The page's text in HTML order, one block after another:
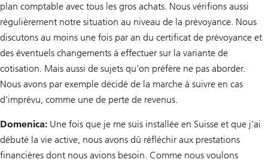
plan comptable avec tous les gros achats. Nous vérifions aussi
régulièrement notre situation au niveau de la prévoyance. Nous
discutons au moins une fois par an du certificat de prévoyance et
des éventuels changements à effectuer sur la variante de
cotisation. Mais aussi de sujets qu’on préfère ne pas aborder.
Nous avons par exemple décidé de la marche à suivre en cas
d’imprévu, comme une de perte de revenus.
Domenica: Une fois que je me suis installée en Suisse et que j’ai
débuté la vie active, nous avons dû réfléchir aux prestations
financières dont nous avions besoin. Comme nous voulons